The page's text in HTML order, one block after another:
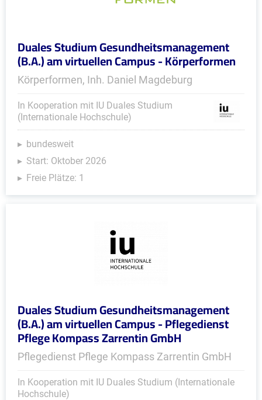
Duales Studium Gesundheitsmanagement
(B.A.) am virtuellen Campus - Körperformen
Körperformen, Inh. Daniel Magdeburg
In Kooperation mit IU Duales Studium
(Internationale Hochschule)
bundesweit
Start: Oktober 2026
Freie Plätze: 1
Duales Studium Gesundheitsmanagement
(B.A.) am virtuellen Campus - Pflegedienst
Pflege Kompass Zarrentin GmbH
Pflegedienst Pflege Kompass Zarrentin GmbH
In Kooperation mit IU Duales Studium (Internationale
Hochschule)